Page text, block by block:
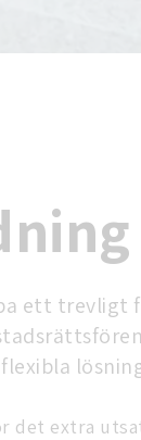
ett trevligt
det extra